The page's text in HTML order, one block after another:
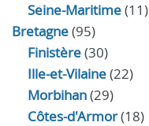
Seine-Maritime(11)
Bretagne(95)
Finistère(30)
Ille-et-Vilaine(22)
Morbihan(29)
Côtes-d'Armor(18)